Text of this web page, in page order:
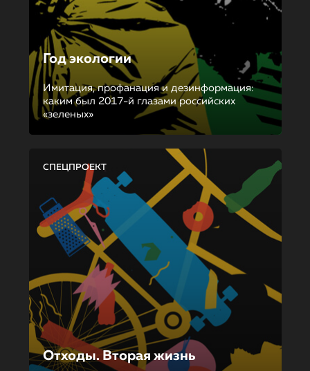
Год экологии
Имитация, профанация и дезинформация:
каким был 2017-й глазами российских
«зеленых»
СПЕЦПРОЕКТ
Отходы. Вторая жизнь